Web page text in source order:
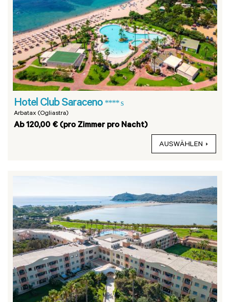
Hotel Club Saraceno **** s
Arbatax (Ogliastra)
Ab 120,00 € (pro Zimmer pro Nacht)
AUSWÄHLEN